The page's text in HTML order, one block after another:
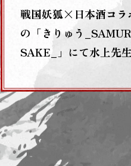
戦国妖狐×日本酒コラ
の「きりゅう
SAKE_」にて水上先